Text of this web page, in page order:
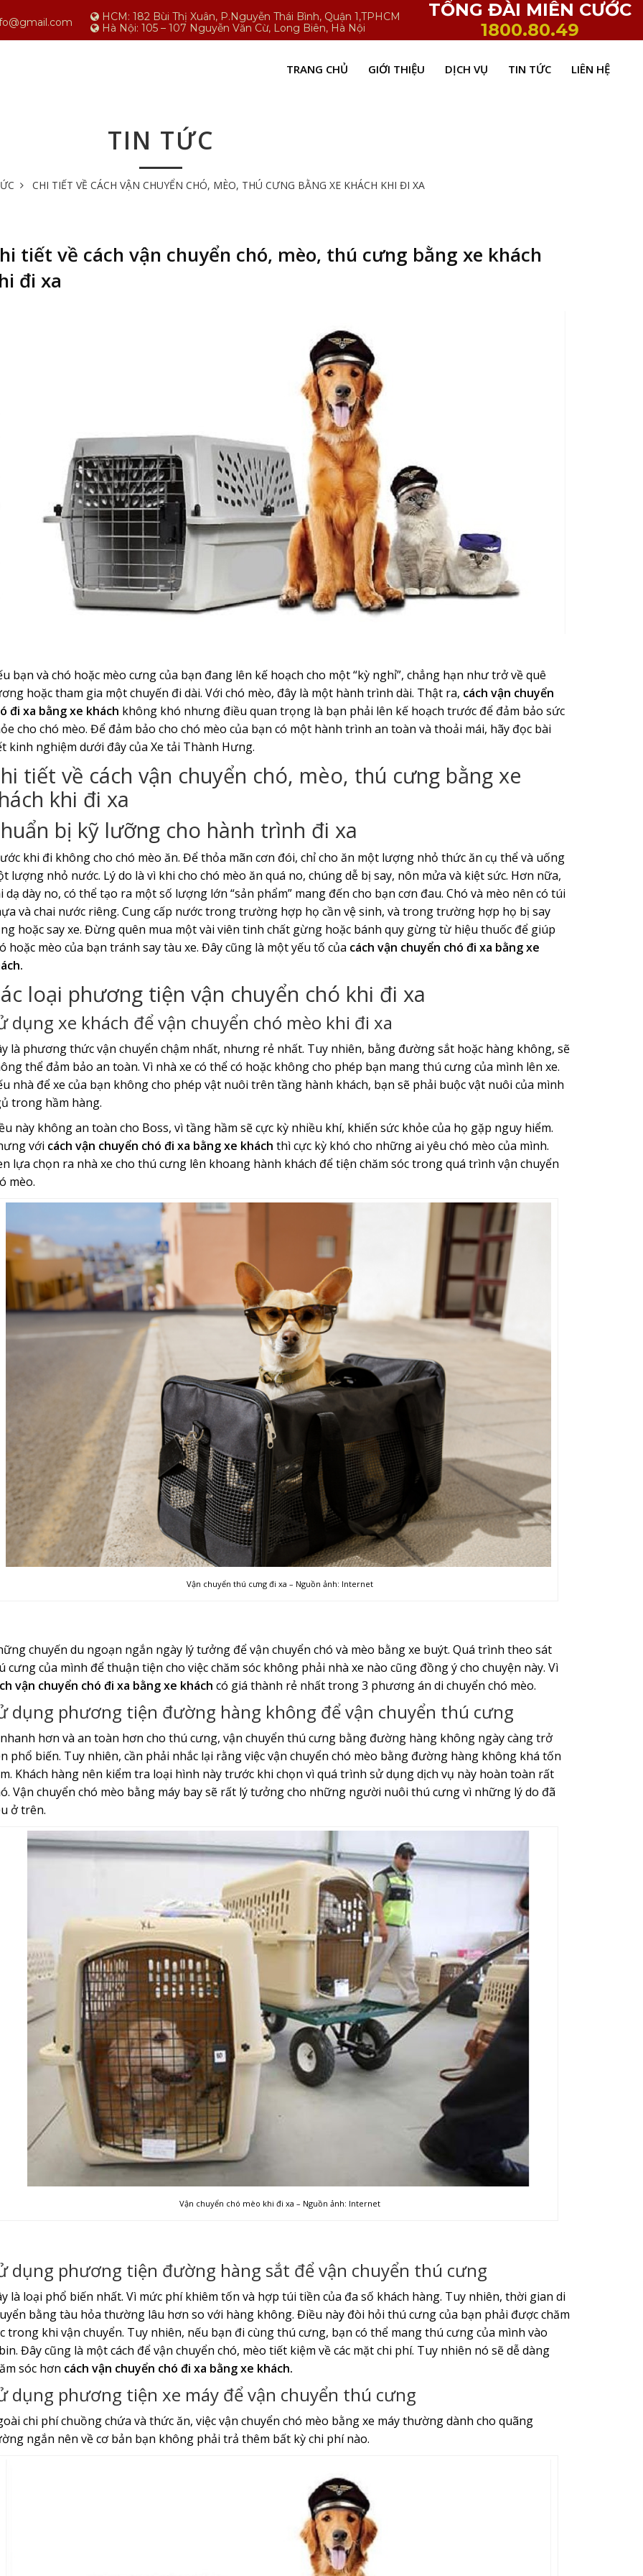
HCM: 182 Bùi Thị Xuân, P.Nguyễn Thái Bình, Quận 1,TPHCM
Hà Nội: 105 – 107 Nguyễn Văn Cừ, Long Biên, Hà Nội
TỔNG ĐÀI MIỄN CƯỚC
1800.80.49
TRANG CHỦ GIỚI THIỆU DỊCH VỤ TIN TỨC LIÊN HỆ
TIN TỨC
CHI TIẾT VỀ CÁCH VẬN CHUYỂN CHÓ, MÈO, THÚ CƯNG BẰNG XE KHÁCH KHI ĐI XA
tiết về cách vận chuyển chó, mèo, thú cưng bằng xe khách
đi xa
bạn và chó hoặc mèo cưng của bạn đang lên kế hoạch cho một “kỳ nghỉ”, chẳng hạn như trở về quê
hoặc tham gia một chuyến đi dài. Với chó mèo, đây là một hành trình dài. Thật ra, cách vận chuyển
đi xa bằng xe khách không khó nhưng điều quan trọng là bạn phải lên kế hoạch trước để đảm bảo sức
cho chó mèo. Để đảm bảo cho chó mèo của bạn có một hành trình an toàn và thoải mái, hãy đọc bài
kinh nghiệm dưới đây của Xe tải Thành Hưng.
tiết về cách vận chuyển chó, mèo, thú cưng bằng xe
khi đi xa
bị kỹ lưỡng cho hành trình đi xa
khi đi không cho chó mèo ăn. Để thỏa mãn cơn đói, chỉ cho ăn một lượng nhỏ thức ăn cụ thể và uống
lượng nhỏ nước. Lý do là vì khi cho chó mèo ăn quá no, chúng dễ bị say, nôn mửa và kiệt sức. Hơn nữa,
dạ dày no, có thể tạo ra một số lượng lớn “sản phẩm” mang đến cho bạn cơn đau. Chó và mèo nên có túi
và chai nước riêng. Cung cấp nước trong trường hợp họ cần vệ sinh, và trong trường hợp họ bị say
hoặc say xe. Đừng quên mua một vài viên tinh chất gừng hoặc bánh quy gừng từ hiệu thuốc để giúp
hoặc mèo của bạn tránh say tàu xe. Đây cũng là một yếu tố của cách vận chuyển chó đi xa bằng xe
loại phương tiện vận chuyển chó khi đi xa
dụng xe khách để vận chuyển chó mèo khi đi xa
là phương thức vận chuyển chậm nhất, nhưng rẻ nhất. Tuy nhiên, bằng đường sắt hoặc hàng không, sẽ
thể đảm bảo an toàn. Vì nhà xe có thể có hoặc không cho phép bạn mang thú cưng của mình lên xe.
nhà để xe của bạn không cho phép vật nuôi trên tầng hành khách, bạn sẽ phải buộc vật nuôi của mình
trong hầm hàng.
này không an toàn cho Boss, vì tầng hầm sẽ cực kỳ nhiều khí, khiến sức khỏe của họ gặp nguy hiểm.
với cách vận chuyển chó đi xa bằng xe khách thì cực kỳ khó cho những ai yêu chó mèo của mình.
lựa chọn ra nhà xe cho thú cưng lên khoang hành khách để tiện chăm sóc trong quá trình vận chuyển
mèo.
Vận chuyển thú cưng đi xa – Nguồn ảnh: Internet
chuyến du ngoạn ngắn ngày lý tưởng để vận chuyển chó và mèo bằng xe buýt. Quá trình theo sát
cưng của mình để thuận tiện cho việc chăm sóc không phải nhà xe nào cũng đồng ý cho chuyện này. Vì
vận chuyển chó đi xa bằng xe khách có giá thành rẻ nhất trong 3 phương án di chuyển chó mèo.
dụng phương tiện đường hàng không để vận chuyển thú cưng
hơn và an toàn hơn cho thú cưng, vận chuyển thú cưng bằng đường hàng không ngày càng trở
phổ biến. Tuy nhiên, cần phải nhắc lại rằng việc vận chuyển chó mèo bằng đường hàng không khá tốn
Khách hàng nên kiểm tra loại hình này trước khi chọn vì quá trình sử dụng dịch vụ này hoàn toàn rất
Vận chuyển chó mèo bằng máy bay sẽ rất lý tưởng cho những người nuôi thú cưng vì những lý do đã
ở trên.
Vận chuyển chó mèo khi đi xa – Nguồn ảnh: Internet
dụng phương tiện đường hàng sắt để vận chuyển thú cưng
là loại phổ biến nhất. Vì mức phí khiêm tốn và hợp túi tiền của đa số khách hàng. Tuy nhiên, thời gian di
bằng tàu hỏa thường lâu hơn so với hàng không. Điều này đòi hỏi thú cưng của bạn phải được chăm
trong khi vận chuyển. Tuy nhiên, nếu bạn đi cùng thú cưng, bạn có thể mang thú cưng của mình vào
Đây cũng là một cách để vận chuyển chó, mèo tiết kiệm về các mặt chi phí. Tuy nhiên nó sẽ dễ dàng
sóc hơn cách vận chuyển chó đi xa bằng xe khách.
dụng phương tiện xe máy để vận chuyển thú cưng
chi phí chuồng chứa và thức ăn, việc vận chuyển chó mèo bằng xe máy thường dành cho quãng
ngắn nên về cơ bản bạn không phải trả thêm bất kỳ chi phí nào.